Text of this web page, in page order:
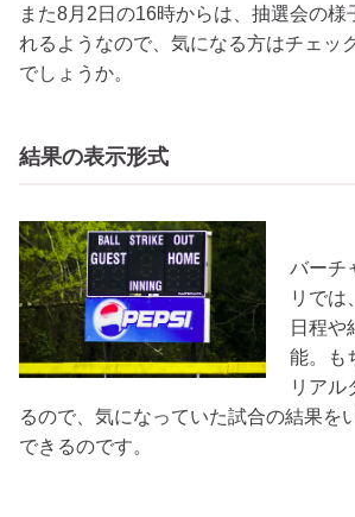
また8月2日の16時からは、抽選会の様
れるようなので、気になる方はチェッ
でしょうか。
結果の表示形式
バーチ
リでは
日程や
能。も
リアル
るので、気になっていた試合の結果を
できるのです。